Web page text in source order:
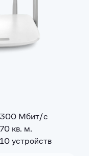
300 Мбит/с
70 кв. м.
10 устройств